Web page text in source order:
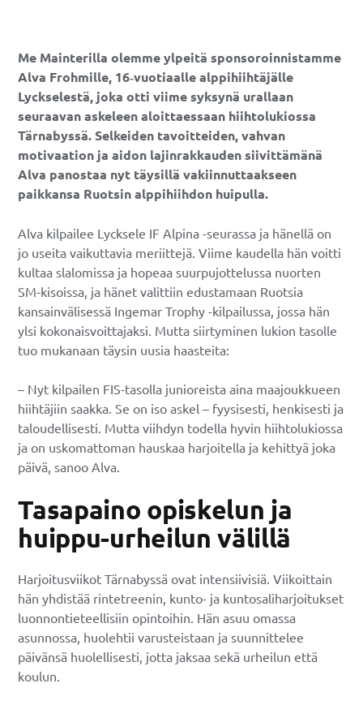
Me Mainterilla olemme ylpeitä sponsoroinnistamme
Alva Frohmille, 16‑vuotiaalle alppihiihtäjälle
Lyckselestä, joka otti viime syksynä urallaan
seuraavan askeleen aloittaessaan hiihtolukiossa
Tärnabyssä. Selkeiden tavoitteiden, vahvan
motivaation ja aidon lajinrakkauden siivittämänä
Alva panostaa nyt täysillä vakiinnuttaakseen
paikkansa Ruotsin alppihiihdon huipulla.
Alva kilpailee Lycksele IF Alpina -seurassa ja hänellä on
jo useita vaikuttavia meriittejä. Viime kaudella hän voitti
kultaa slalomissa ja hopeaa suurpujottelussa nuorten
SM-kisoissa, ja hänet valittiin edustamaan Ruotsia
kansainvälisessä Ingemar Trophy -kilpailussa, jossa hän
ylsi kokonaisvoittajaksi. Mutta siirtyminen lukion tasolle
tuo mukanaan täysin uusia haasteita:
– Nyt kilpailen FIS-tasolla junioreista aina maajoukkueen
hiihtäjiin saakka. Se on iso askel – fyysisesti, henkisesti ja
taloudellisesti. Mutta viihdyn todella hyvin hiihtolukiossa
ja on uskomattoman hauskaa harjoitella ja kehittyä joka
päivä, sanoo Alva.
Tasapaino opiskelun ja
huippu-urheilun välillä
Harjoitusviikot Tärnabyssä ovat intensiivisiä. Viikoittain
hän yhdistää rintetreenin, kunto- ja kuntosaliharjoitukset
luonnontieteellisiin opintoihin. Hän asuu omassa
asunnossa, huolehtii varusteistaan ja suunnittelee
päivänsä huolellisesti, jotta jaksaa sekä urheilun että
koulun.